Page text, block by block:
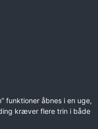
funktioner åbnes i en uge,
kræver flere trin i både